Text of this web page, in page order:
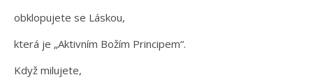
obklopujete se Láskou,
která je „Aktivním Božím Principem“.
Když milujete,